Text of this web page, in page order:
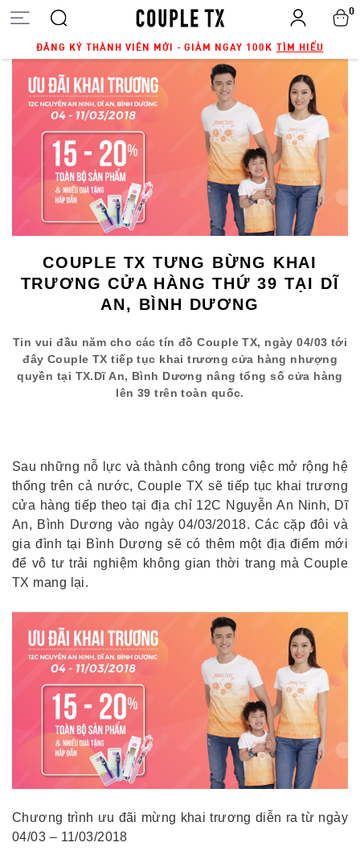
ĐĂNG KÝ THÀNH VIÊN MỚI - GIẢM NGAY 100K TÌM HIỂU
0
COUPLE TX TƯNG BỪNG KHAI
TRƯƠNG CỬA HÀNG THỨ 39 TẠI DĨ
AN, BÌNH DƯƠNG
Tin vui đầu năm cho các tín đồ Couple TX, ngày 04/03 tới
đây Couple TX tiếp tục khai trương cửa hàng nhượng
quyền tại TX.Dĩ An, Bình Dương nâng tổng số cửa hàng
lên 39 trên toàn quốc.
Sau những nỗ lực và thành công trong việc mở rộng hệ
thống trên cả nước, Couple TX sẽ tiếp tục khai trương
cửa hàng tiếp theo tại địa chỉ 12C Nguyễn An Ninh, Dĩ
An, Bình Dương vào ngày 04/03/2018. Các cặp đôi và
gia đình tại Bình Dương sẽ có thêm một địa điểm mới
để vô tư trải nghiệm không gian thời trang mà Couple
TX mang lại.
Chương trình ưu đãi mừng khai trương diễn ra từ ngày
04/03 – 11/03/2018